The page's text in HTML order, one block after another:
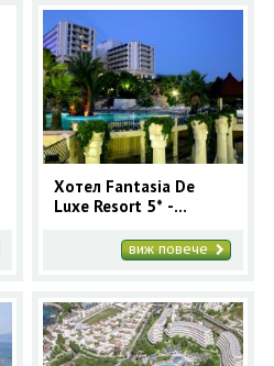
Хотел Fantasia De
Luxe Resort 5* -
автобус 7 нощувки
Лято 2026
виж повече